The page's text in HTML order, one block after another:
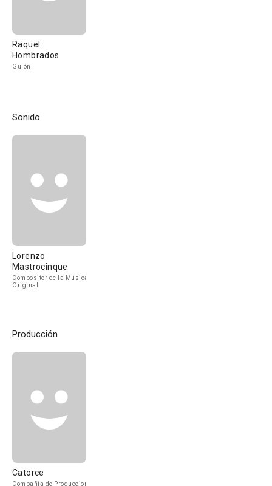
Raquel
Hombrados
Guión
Sonido
Lorenzo
Mastrocinque
Compositor de la Música
Original
Producción
Catorce
Compañía de Produccion